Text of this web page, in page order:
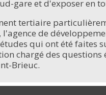
gare et d'exposer en
tertiaire
de
qui ont été faites
chargé des
Brieuc.